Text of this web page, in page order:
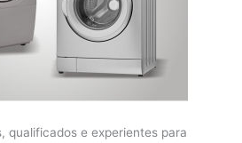
qualificados e experientes para